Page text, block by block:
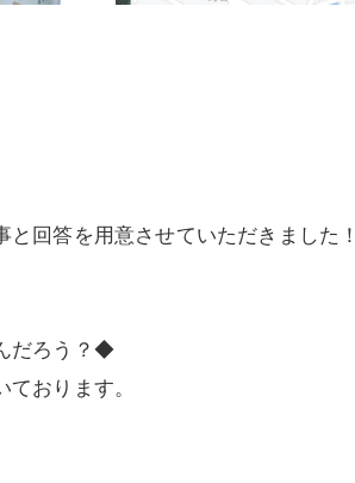
回答を用意させていただきました
だろう？◆
おります。